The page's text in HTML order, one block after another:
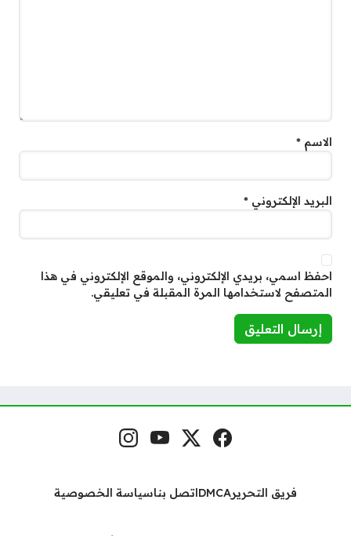
الاسم *
البريد الإلكتروني *
احفظ اسمي، بريدي الإلكتروني، والموقع الإلكتروني في هذا
المتصفح لاستخدامها المرة المقبلة في تعليقي.
مواقع التواصل فيسبوكمنصة إكس
يوتيوبإنستغرام
فريق التحريرDMCAاتصل بناسياسة الخصوصية